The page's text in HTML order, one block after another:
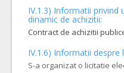
IV.1.3) Informatii privind
dinamic de achizitii:
Contract de achizitii
IV.1.6) Informatii despre
S-a organizat o licitatie